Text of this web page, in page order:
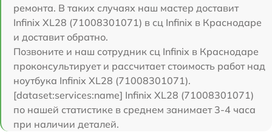
ремонта. В таких случаях наш мастер доставит
Infinix XL28 (71008301071) в сц Infinix в Краснодаре
и доставит обратно.
Позвоните и наш сотрудник сц Infinix в Краснодаре
проконсультирует и рассчитает стоимость работ над
ноутбука Infinix XL28 (71008301071).
[dataset:services:name] Infinix XL28 (71008301071)
по нашей статистике в среднем занимает 3-4 часа
при наличии деталей.